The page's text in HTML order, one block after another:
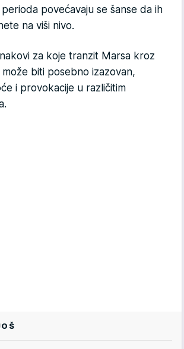
povećavaju se šanse da ih
na viši nivo.
za koje tranzit Marsa kroz
može biti posebno izazovan,
i provokacije u različitim